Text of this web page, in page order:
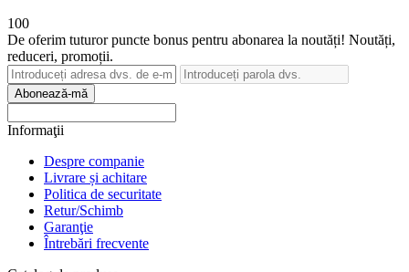
100
De oferim tuturor puncte bonus pentru abonarea la noutăți! Noutăți,
reduceri, promoții.
Abonează-mă
Informaţii
Despre companie
Livrare și achitare
Politica de securitate
Retur/Schimb
Garanţie
Întrebări frecvente